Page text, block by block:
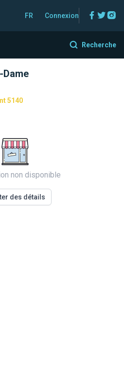
FR Connexion
Recherche
5140
non disponible
des détails